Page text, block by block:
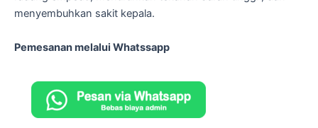
menyembuhkan sakit kepala.
Pemesanan melalui Whatssapp